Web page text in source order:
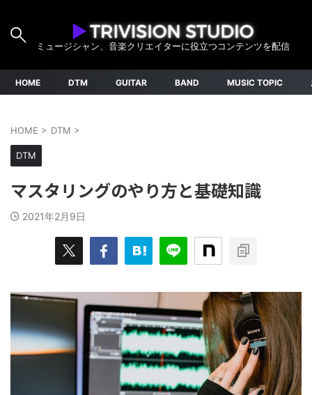
ミュージシャン、音楽クリエイターに役立つコンテンツを配信
HOME DTM GUITAR BAND MUSIC TOPIC
HOME > DTM >
DTM
マスタリングのやり方と基礎知識
2021年2月9日